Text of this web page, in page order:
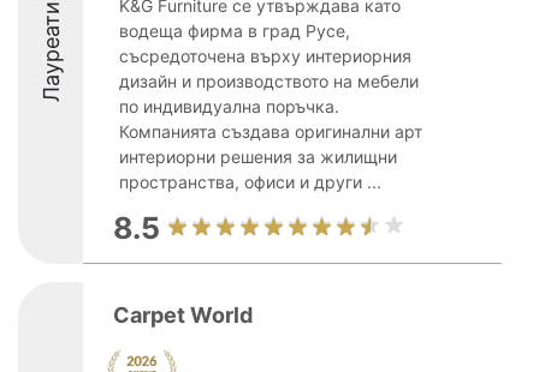
Лауреати
K&G Furniture се утвърждава като
водеща фирма в град Русе,
съсредоточена върху интериорния
дизайн и производството на мебели
по индивидуална поръчка.
Компанията създава оригинални арт
интериорни решения за жилищни
пространства, офиси и други ...
8.5
Carpet World